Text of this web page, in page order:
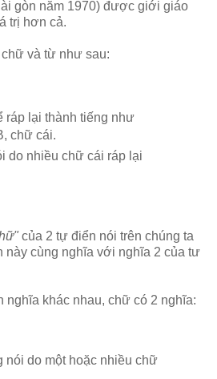
gòn năm 1970) được giới giáo
trị hơn cả.
và từ như sau:
ráp lại thành tiếng như
chữ cái.
do nhiều chữ cái ráp lại
của 2 tự điển nói trên chúng ta
này cùng nghĩa với nghĩa 2 của tư
nghĩa khác nhau, chữ có 2 nghĩa:
nói do một hoặc nhiều chữ